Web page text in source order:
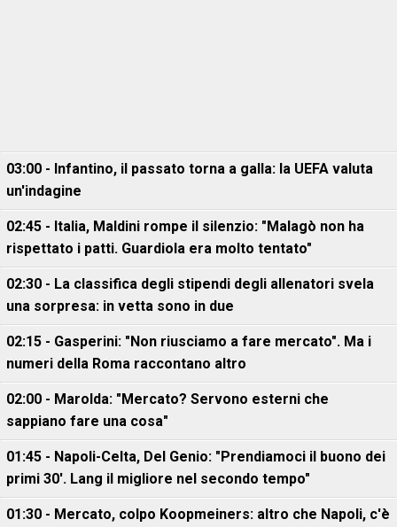
03:00 - Infantino, il passato torna a galla: la UEFA valuta
un'indagine
02:45 - Italia, Maldini rompe il silenzio: "Malagò non ha
rispettato i patti. Guardiola era molto tentato"
02:30 - La classifica degli stipendi degli allenatori svela
una sorpresa: in vetta sono in due
02:15 - Gasperini: "Non riusciamo a fare mercato". Ma i
numeri della Roma raccontano altro
02:00 - Marolda: "Mercato? Servono esterni che
sappiano fare una cosa"
01:45 - Napoli-Celta, Del Genio: "Prendiamoci il buono dei
primi 30'. Lang il migliore nel secondo tempo"
01:30 - Mercato, colpo Koopmeiners: altro che Napoli, c'è